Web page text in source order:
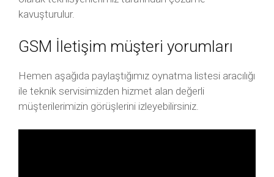
kavuşturulur.
GSM İletişim müşteri yorumları
Hemen aşağıda paylaştığımız oynatma listesi aracılığı
ile teknik servisimizden hizmet alan değerli
müşterilerimizin görüşlerini izleyebilirsiniz.